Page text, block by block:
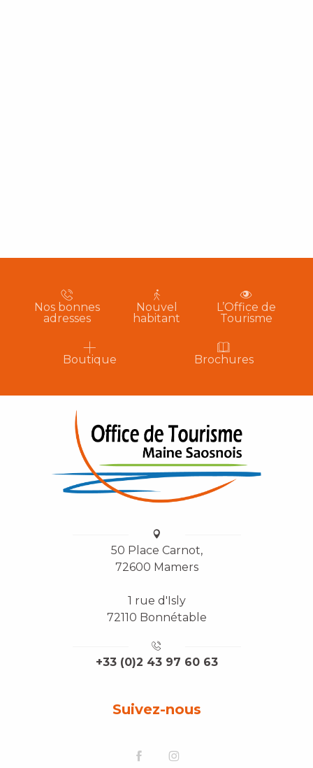
Nos bonnes
adresses
Nouvel
habitant
L’Office de
Tourisme
Boutique Brochures
50 Place Carnot,
72600 Mamers
1 rue d'Isly
72110 Bonnétable
+33 (0)2 43 97 60 63
Suivez-nous